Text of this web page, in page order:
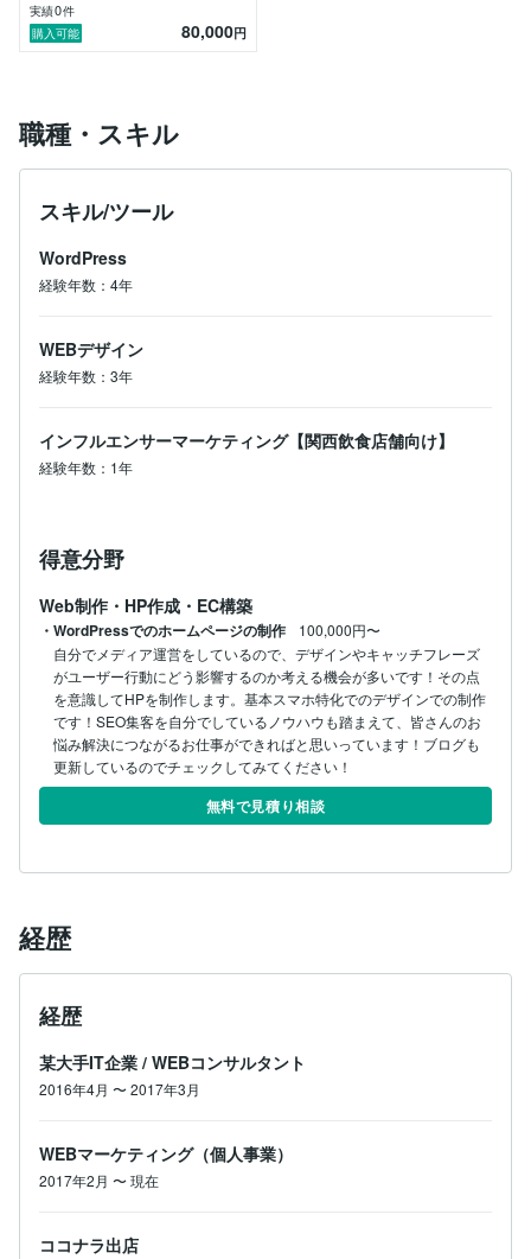
ジャンルにもよりますが、弱者でも勝てる戦略はありま
す！
・SEO集客
・TikTokの運用ノウハウ
10名以上のインスタグラマー（総フォロワー数70万人
マーケティングをさせてもらいました。ローカル店舗で
人目につかない店舗でしたが、かなりインパクトがあ
るお仕事になりました。そんな経験談も、お会いできる
際にお話できればと思います。
・飲食店
・Cafe
・ゴルフ関連サイト【3月予定】
一般的な事業内容であればほとんどの取り扱ったことが
あります。初めての業種でも密にコミュニケーションを
実績0件
購入可能
80,000円
職種・スキル
スキル/ツール
WordPress
経験年数：4年
WEBデザイン
経験年数：3年
インフルエンサーマーケティング【関西飲食店舗向け】
経験年数：1年
得意分野
Web制作・HP作成・EC構築
・WordPressでのホームページの制作
100,000円〜
自分でメディア運営をしているので、デザインやキャッチフレーズ
がユーザー行動にどう影響するのか考える機会が多いです！その点
を意識してHPを制作します。基本スマホ特化でのデザインでの制作
です！SEO集客を自分でしているノウハウも踏まえて、皆さんのお
悩み解決につながるお仕事ができればと思いっています！ブログも
更新しているのでチェックしてみてください！
無料で見積り相談
経歴
経歴
某大手IT企業 / WEBコンサルタント
2016年4月 〜2017年3月
WEBマーケティング（個人事業）
2017年2月 〜現在
ココナラ出店